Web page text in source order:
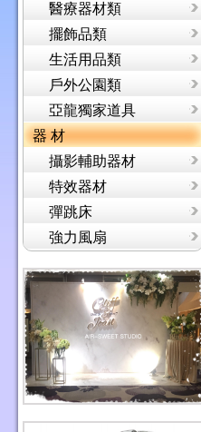
醫療器材類
擺飾品類
生活用品類
戶外公園類
亞龍獨家道具
器 材
攝影輔助器材
特效器材
彈跳床
強力風扇